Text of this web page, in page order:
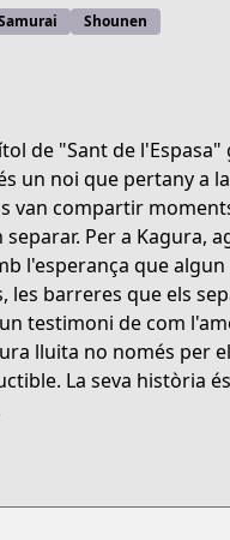
Shounen
de "Sant de l'Espasa"
un noi que pertany a
van compartir
Per a Kagura,
l'esperança que
barreres que els
testimoni de com
lluita no només per
La seva història